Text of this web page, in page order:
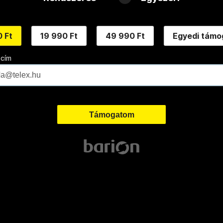
Ft 19 990 Ft 49 990 Ft Egyedi